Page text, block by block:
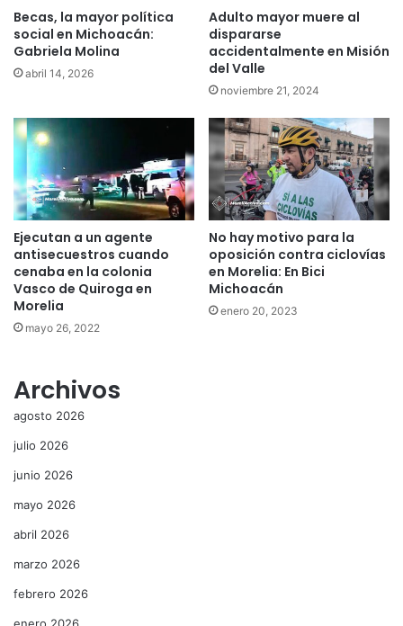
Becas, la mayor política
social en Michoacán:
Gabriela Molina
abril 14, 2026
Adulto mayor muere al
dispararse
accidentalmente en Misión
del Valle
noviembre 21, 2024
Ejecutan a un agente
antisecuestros cuando
cenaba en la colonia
Vasco de Quiroga en
Morelia
mayo 26, 2022
No hay motivo para la
oposición contra ciclovías
en Morelia: En Bici
Michoacán
enero 20, 2023
Archivos
agosto 2026
julio 2026
junio 2026
mayo 2026
abril 2026
marzo 2026
febrero 2026
enero 2026